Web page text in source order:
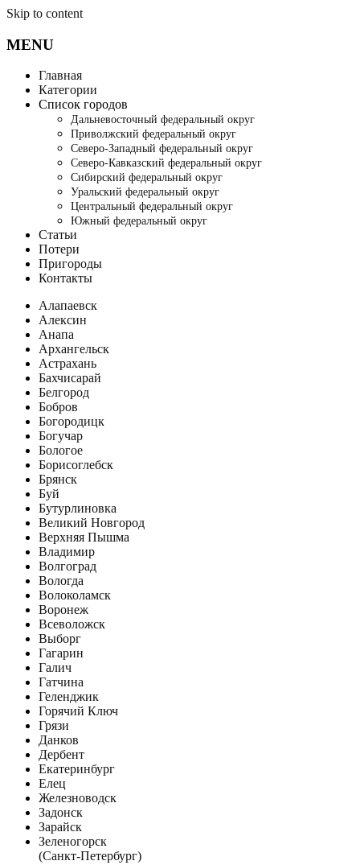
Skip to content
MENU
Главная
Категории
Список городов
Дальневосточный федеральный округ
Приволжский федеральный округ
Северо-Западный федеральный округ
Северо-Кавказский федеральный округ
Сибирский федеральный округ
Уральский федеральный округ
Центральный федеральный округ
Южный федеральный округ
Статьи
Потери
Пригороды
Контакты
Алапаевск
Алексин
Анапа
Архангельск
Астрахань
Бахчисарай
Белгород
Бобров
Богородицк
Богучар
Бологое
Борисоглебск
Брянск
Буй
Бутурлиновка
Великий Новгород
Верхняя Пышма
Владимир
Волгоград
Вологда
Волоколамск
Воронеж
Всеволожск
Выборг
Гагарин
Галич
Гатчина
Геленджик
Горячий Ключ
Грязи
Данков
Дербент
Екатеринбург
Елец
Железноводск
Задонск
Зарайск
Зеленогорск
(Санкт-Петербург)